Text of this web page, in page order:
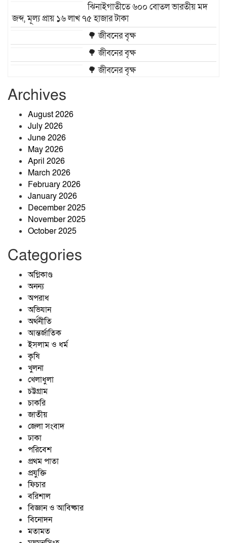
ঝিনাইগাতীতে ৬০০ বোতল ভারতীয় মদ
জব্দ, মূল্য প্রায় ১৬ লাখ ৭৫ হাজার টাকা
🌳 জীবনের বৃক্ষ
🌳 জীবনের বৃক্ষ
🌳 জীবনের বৃক্ষ
Archives
August 2026
July 2026
June 2026
May 2026
April 2026
March 2026
February 2026
January 2026
December 2025
November 2025
October 2025
Categories
অগ্নিকাণ্ড
অনন্য
অপরাধ
অভিযান
অর্থনীতি
আন্তর্জাতিক
ইসলাম ও ধর্ম
কৃষি
খুলনা
খেলাধুলা
চট্টগ্রাম
চাকরি
জাতীয়
জেলা সংবাদ
ঢাকা
পরিবেশ
প্রথম পাতা
প্রযুক্তি
ফিচার
বরিশাল
বিজ্ঞান ও আবিষ্কার
বিনোদন
মতামত